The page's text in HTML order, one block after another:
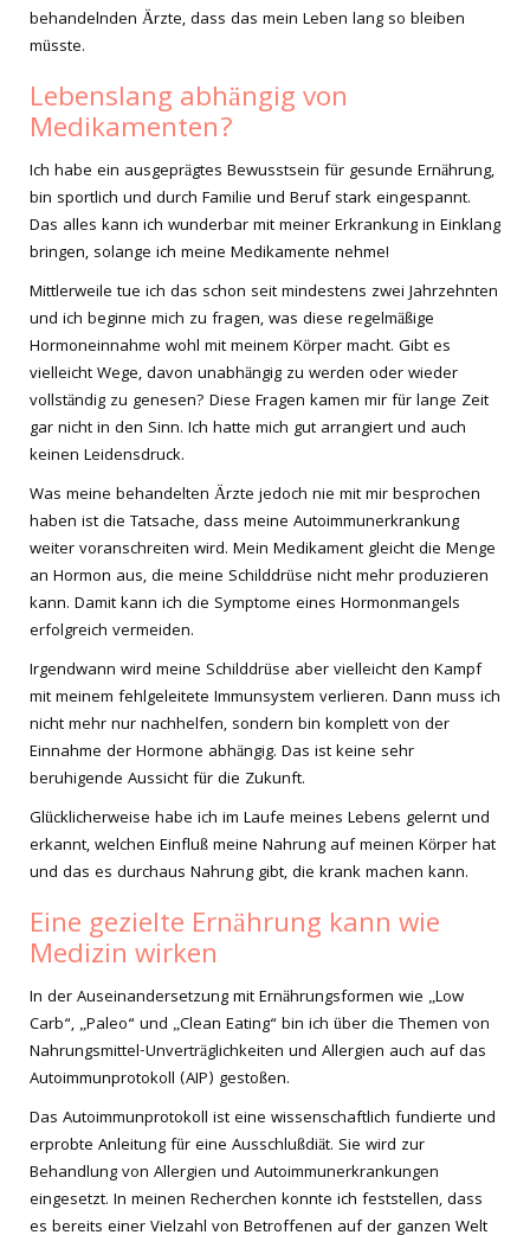
behandelnden Ärzte, dass das mein Leben lang so bleiben
müsste.
Lebenslang abhängig von
Medikamenten?
Ich habe ein ausgeprägtes Bewusstsein für gesunde Ernährung,
bin sportlich und durch Familie und Beruf stark eingespannt.
Das alles kann ich wunderbar mit meiner Erkrankung in Einklang
bringen, solange ich meine Medikamente nehme!
Mittlerweile tue ich das schon seit mindestens zwei Jahrzehnten
und ich beginne mich zu fragen, was diese regelmäßige
Hormoneinnahme wohl mit meinem Körper macht. Gibt es
vielleicht Wege, davon unabhängig zu werden oder wieder
vollständig zu genesen? Diese Fragen kamen mir für lange Zeit
gar nicht in den Sinn. Ich hatte mich gut arrangiert und auch
keinen Leidensdruck.
Was meine behandelten Ärzte jedoch nie mit mir besprochen
haben ist die Tatsache, dass meine Autoimmunerkrankung
weiter voranschreiten wird. Mein Medikament gleicht die Menge
an Hormon aus, die meine Schilddrüse nicht mehr produzieren
kann. Damit kann ich die Symptome eines Hormonmangels
erfolgreich vermeiden.
Irgendwann wird meine Schilddrüse aber vielleicht den Kampf
mit meinem fehlgeleitete Immunsystem verlieren. Dann muss ich
nicht mehr nur nachhelfen, sondern bin komplett von der
Einnahme der Hormone abhängig. Das ist keine sehr
beruhigende Aussicht für die Zukunft.
Glücklicherweise habe ich im Laufe meines Lebens gelernt und
erkannt, welchen Einfluß meine Nahrung auf meinen Körper hat
und das es durchaus Nahrung gibt, die krank machen kann.
Eine gezielte Ernährung kann wie
Medizin wirken
In der Auseinandersetzung mit Ernährungsformen wie „Low
Carb“, „Paleo“ und „Clean Eating“ bin ich über die Themen von
Nahrungsmittel-Unverträglichkeiten und Allergien auch auf das
Autoimmunprotokoll (AIP) gestoßen.
Das Autoimmunprotokoll ist eine wissenschaftlich fundierte und
erprobte Anleitung für eine Ausschlußdiät. Sie wird zur
Behandlung von Allergien und Autoimmunerkrankungen
eingesetzt. In meinen Recherchen konnte ich feststellen, dass
es bereits einer Vielzahl von Betroffenen auf der ganzen Welt